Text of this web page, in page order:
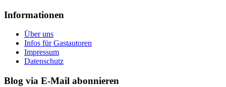
Informationen
Über uns
Infos für Gastautoren
Impressum
Datenschutz
Blog via E-Mail abonnieren